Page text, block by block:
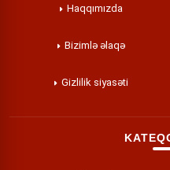
Haqqımızda
Bizimlə əlaqə
Gizlilik siyasəti